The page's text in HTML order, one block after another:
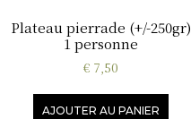
Plateau pierrade (+/-250gr)
1 personne
€7,50
AJOUTER AU PANIER